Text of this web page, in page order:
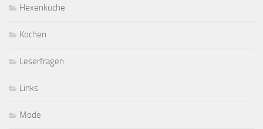
Hexenküche
Kochen
Leserfragen
Links
Mode